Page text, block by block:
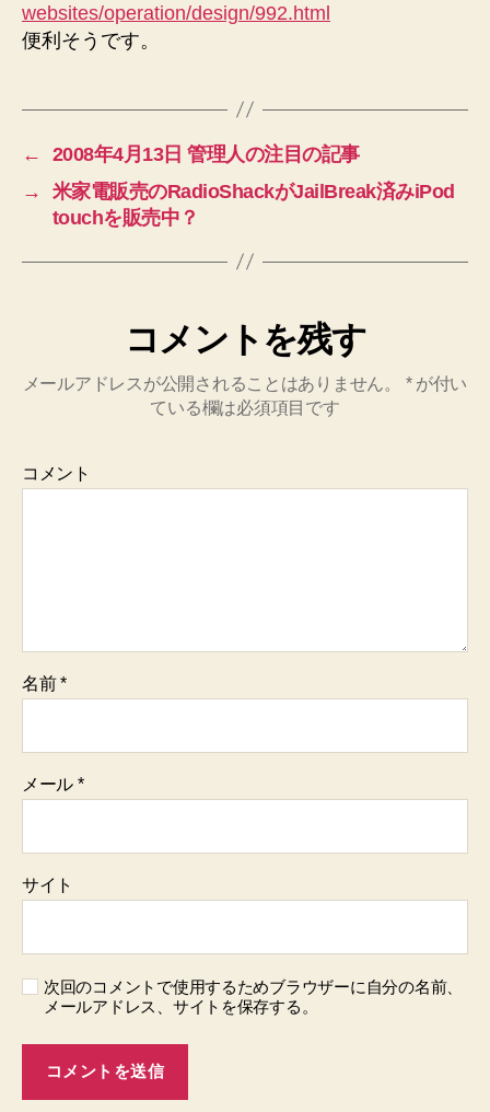
websites/operation/design/992.html
便利そうです。
←
2008年4月13日 管理人の注目の記事
→
米家電販売のRadioShackがJailBreak済みiPod
touchを販売中？
コメントを残す
メールアドレスが公開されることはありません。 *が付い
ている欄は必須項目です
コメント
名前*
メール *
サイト
次回のコメントで使用するためブラウザーに自分の名前、
メールアドレス、サイトを保存する。